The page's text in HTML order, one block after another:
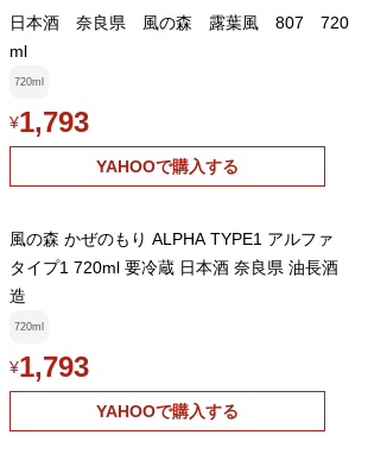
日本酒 奈良県 風の森 露葉風 807 720
ml
720ml
¥1,793
YAHOOで購入する
風の森 かぜのもり ALPHA TYPE1 アルファ
タイプ1 720ml 要冷蔵 日本酒 奈良県 油長酒
造
720ml
¥1,793
YAHOOで購入する